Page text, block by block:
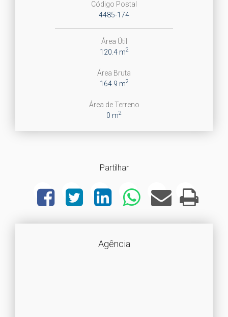
Código Postal
4485-174
Área Útil
120.4 m2
Área Bruta
164.9 m2
Área de Terreno
0 m2
Partilhar
Agência